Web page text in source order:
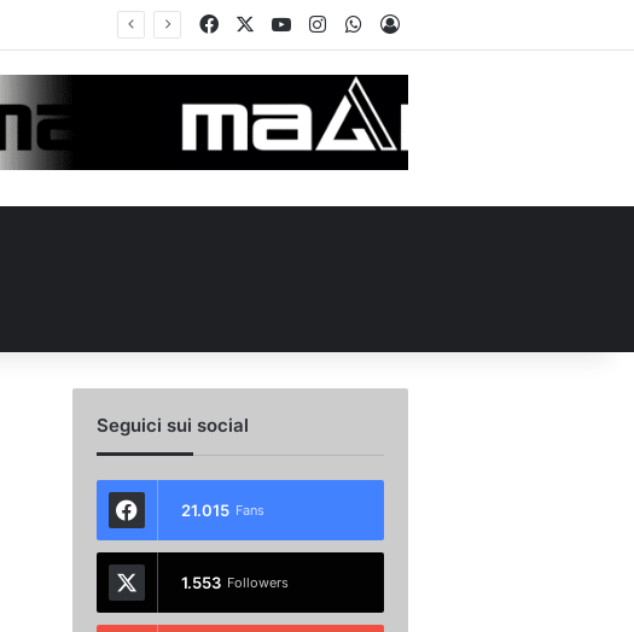
FacebookYou TubeInstagramWhatsApp
Accedi
Seguici sui social
21.015 Fans
1.553 Followers